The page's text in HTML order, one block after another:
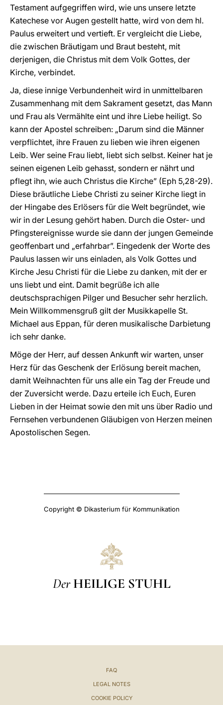
Testament aufgegriffen wird, wie uns unsere letzte
Katechese vor Augen gestellt hatte, wird von dem hl.
Paulus erweitert und vertieft. Er vergleicht die Liebe,
die zwischen Bräutigam und Braut besteht, mit
derjenigen, die Christus mit dem Volk Gottes, der
Kirche, verbindet.
Ja, diese innige Verbundenheit wird in unmittelbaren
Zusammenhang mit dem Sakrament gesetzt, das Mann
und Frau als Vermählte eint und ihre Liebe heiligt. So
kann der Apostel schreiben: „Darum sind die Männer
verpflichtet, ihre Frauen zu lieben wie ihren eigenen
Leib. Wer seine Frau liebt, liebt sich selbst. Keiner hat je
seinen eigenen Leib gehasst, sondern er nährt und
pflegt ihn, wie auch Christus die Kirche” (Eph 5,28-29).
Diese bräutliche Liebe Christi zu seiner Kirche liegt in
der Hingabe des Erlösers für die Welt begründet, wie
wir in der Lesung gehört haben. Durch die Oster- und
Pfingstereignisse wurde sie dann der jungen Gemeinde
geoffenbart und „erfahrbar”. Eingedenk der Worte des
Paulus lassen wir uns einladen, als Volk Gottes und
Kirche Jesu Christi für die Liebe zu danken, mit der er
uns liebt und eint. Damit begrüße ich alle
deutschsprachigen Pilger und Besucher sehr herzlich.
Mein Willkommensgruß gilt der Musikkapelle St.
Michael aus Eppan, für deren musikalische Darbietung
ich sehr danke.
Möge der Herr, auf dessen Ankunft wir warten, unser
Herz für das Geschenk der Erlösung bereit machen,
damit Weihnachten für uns alle ein Tag der Freude und
der Zuversicht werde. Dazu erteile ich Euch, Euren
Lieben in der Heimat sowie den mit uns über Radio und
Fernsehen verbundenen Gläubigen von Herzen meinen
Apostolischen Segen.
Copyright © Dikasterium für Kommunikation
Der HEILIGE STUHL
FAQ
LEGAL NOTES
COOKIE POLICY